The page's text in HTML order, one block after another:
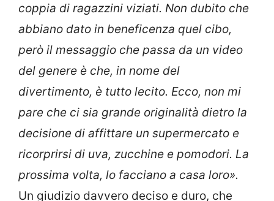
coppia di ragazzini viziati. Non dubito che
abbiano dato in beneficenza quel cibo,
però il messaggio che passa da un video
del genere è che, in nome del
divertimento, è tutto lecito. Ecco, non mi
pare che ci sia grande originalità dietro la
decisione di affittare un supermercato e
ricorprirsi di uva, zucchine e pomodori. La
prossima volta, lo facciano a casa loro».
Un giudizio davvero deciso e duro, che